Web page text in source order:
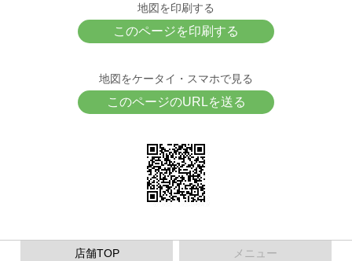
地図を印刷する
このページを印刷する
地図をケータイ・スマホで見る
このページのURLを送る
店舗TOP メニュー